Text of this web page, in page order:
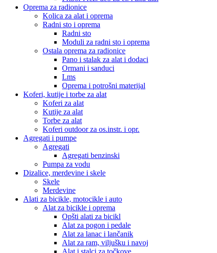
Oprema za radionice
Kolica za alat i oprema
Radni sto i oprema
Radni sto
Moduli za radni sto i oprema
Ostala oprema za radionice
Pano i stalak za alat i dodaci
Ormani i sanduci
Lms
Oprema i potrošni materijal
Koferi, kutije i torbe za alat
Koferi za alat
Kutije za alat
Torbe za alat
Koferi outdoor za os.instr. i opr.
Agregati i pumpe
Agregati
Agregati benzinski
Pumpa za vodu
Dizalice, merdevine i skele
Skele
Merdevine
Alati za bicikle, motocikle i auto
Alat za bicikle i oprema
Opšti alati za bicikl
Alat za pogon i pedale
Alat za lanac i lančanik
Alat za ram, viljušku i navoj
Alat i stalci za točkove